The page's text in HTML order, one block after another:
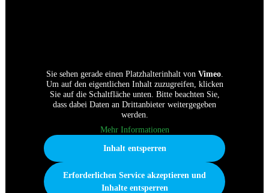
Sie sehen gerade einen Platzhalterinhalt von Vimeo.
Um auf den eigentlichen Inhalt zuzugreifen, klicken
Sie auf die Schaltfläche unten. Bitte beachten Sie,
dass dabei Daten an Drittanbieter weitergegeben
werden.
Mehr Informationen
Inhalt entsperren
Erforderlichen Service akzeptieren und
Inhalte entsperren